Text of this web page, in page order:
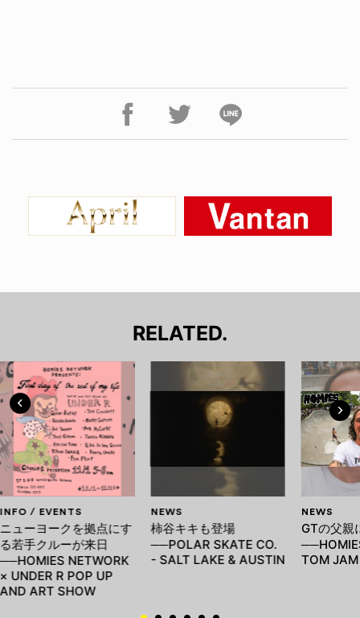
RELATED.
INFO / EVENTS
ニューヨークを拠点にす
る若手クルーが来日
──HOMIES NETWORK
× UNDER R POP UP
AND ART SHOW
NEWS
柿谷キキも登場
──POLAR SKATE CO.
- SALT LAKE & AUSTIN
NEWS
GTの父親
TOM